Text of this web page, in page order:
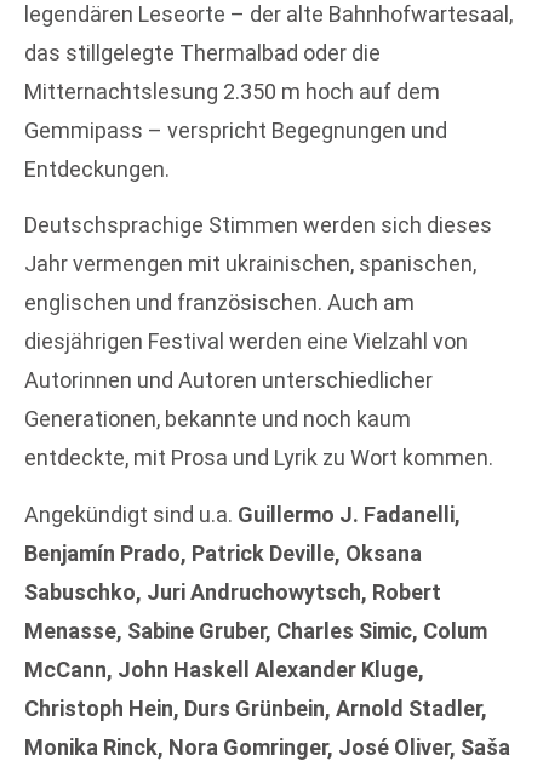
legendären Leseorte – der alte Bahnhofwartesaal,
das stillgelegte Thermalbad oder die
Mitternachtslesung 2.350 m hoch auf dem
Gemmipass – verspricht Begegnungen und
Entdeckungen.
Deutschsprachige Stimmen werden sich dieses
Jahr vermengen mit ukrainischen, spanischen,
englischen und französischen. Auch am
diesjährigen Festival werden eine Vielzahl von
Autorinnen und Autoren unterschiedlicher
Generationen, bekannte und noch kaum
entdeckte, mit Prosa und Lyrik zu Wort kommen.
Angekündigt sind u.a. Guillermo J. Fadanelli,
Benjamín Prado, Patrick Deville, Oksana
Sabuschko, Juri Andruchowytsch, Robert
Menasse, Sabine Gruber, Charles Simic, Colum
McCann, John Haskell Alexander Kluge,
Christoph Hein, Durs Grünbein, Arnold Stadler,
Monika Rinck, Nora Gomringer, José Oliver, Saša